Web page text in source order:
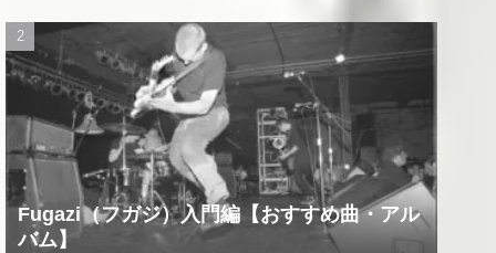
Fugazi（フガジ）入門編【おすすめ曲・アル
バム】